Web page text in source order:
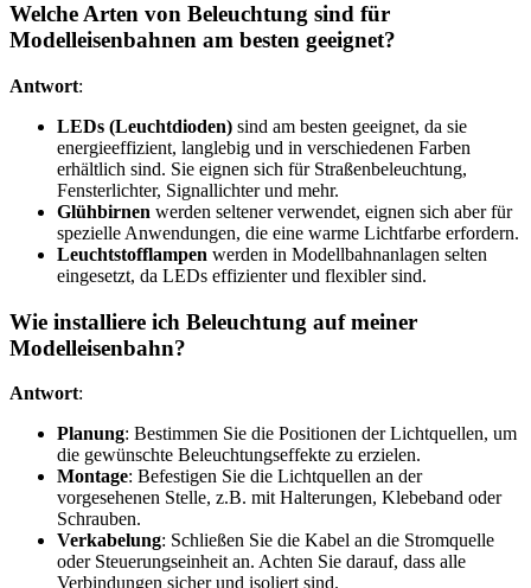
Welche Arten von Beleuchtung sind für
Modelleisenbahnen am besten geeignet?
Antwort:
LEDs (Leuchtdioden) sind am besten geeignet, da sie
energieeffizient, langlebig und in verschiedenen Farben
erhältlich sind. Sie eignen sich für Straßenbeleuchtung,
Fensterlichter, Signallichter und mehr.
Glühbirnen werden seltener verwendet, eignen sich aber für
spezielle Anwendungen, die eine warme Lichtfarbe erfordern.
Leuchtstofflampen werden in Modellbahnanlagen selten
eingesetzt, da LEDs effizienter und flexibler sind.
Wie installiere ich Beleuchtung auf meiner
Modelleisenbahn?
Antwort:
Planung: Bestimmen Sie die Positionen der Lichtquellen, um
die gewünschte Beleuchtungseffekte zu erzielen.
Montage: Befestigen Sie die Lichtquellen an der
vorgesehenen Stelle, z.B. mit Halterungen, Klebeband oder
Schrauben.
Verkabelung: Schließen Sie die Kabel an die Stromquelle
oder Steuerungseinheit an. Achten Sie darauf, dass alle
Verbindungen sicher und isoliert sind.